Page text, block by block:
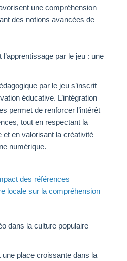
une compréhension
des notions avancées de
par le jeu : une
par le jeu s’inscrit
éducative. L’intégration
permet de renforcer l’intérêt
tout en respectant la
et en valorisant la créativité
numérique.
des références
locale sur la compréhension
dans la culture populaire
place croissante dans la